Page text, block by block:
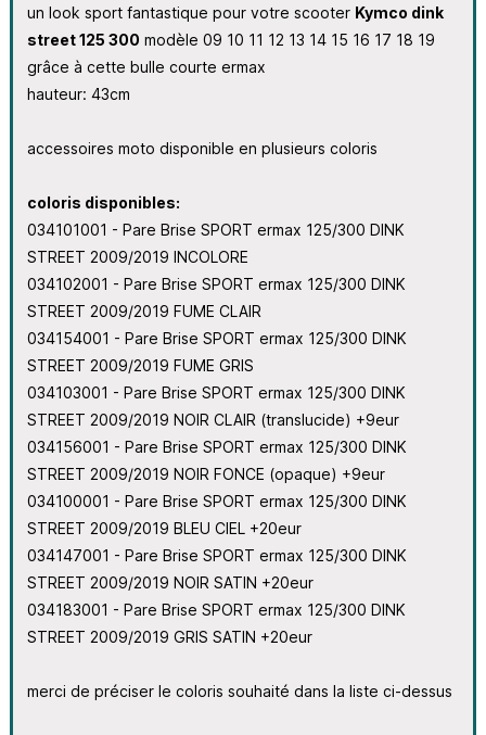
un look sport fantastique pour votre scooter Kymco dink
street 125 300 modèle 09 10 11 12 13 14 15 16 17 18 19
grâce à cette bulle courte ermax
hauteur: 43cm
accessoires moto disponible en plusieurs coloris
coloris disponibles:
034101001 - Pare Brise SPORT ermax 125/300 DINK
STREET 2009/2019 INCOLORE
034102001 - Pare Brise SPORT ermax 125/300 DINK
STREET 2009/2019 FUME CLAIR
034154001 - Pare Brise SPORT ermax 125/300 DINK
STREET 2009/2019 FUME GRIS
034103001 - Pare Brise SPORT ermax 125/300 DINK
STREET 2009/2019 NOIR CLAIR (translucide) +9eur
034156001 - Pare Brise SPORT ermax 125/300 DINK
STREET 2009/2019 NOIR FONCE (opaque) +9eur
034100001 - Pare Brise SPORT ermax 125/300 DINK
STREET 2009/2019 BLEU CIEL +20eur
034147001 - Pare Brise SPORT ermax 125/300 DINK
STREET 2009/2019 NOIR SATIN +20eur
034183001 - Pare Brise SPORT ermax 125/300 DINK
STREET 2009/2019 GRIS SATIN +20eur
merci de préciser le coloris souhaité dans la liste ci-dessus